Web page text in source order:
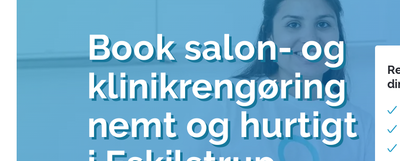
Book salon- og
klinikrengøring
nemt og hurtigt